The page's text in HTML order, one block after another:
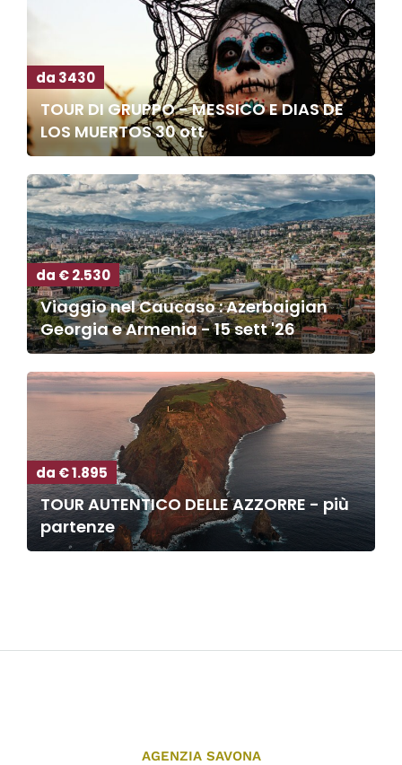
da 3430
TOUR DI GRUPPO - MESSICO E DIAS DE
LOS MUERTOS 30 ott
da € 2.530
Viaggio nel Caucaso : Azerbaigian
Georgia e Armenia - 15 sett '26
da € 1.895
TOUR AUTENTICO DELLE AZZORRE - più
partenze
AGENZIA SAVONA